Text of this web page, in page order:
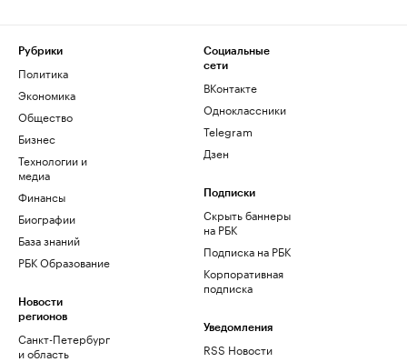
Рубрики
Политика
Экономика
Общество
Бизнес
Технологии и
медиа
Финансы
Биографии
База знаний
РБК Образование
Новости
регионов
Санкт-Петербург
и область
Социальные
сети
ВКонтакте
Одноклассники
Telegram
Дзен
Подписки
Скрыть баннеры
на РБК
Подписка на РБК
Корпоративная
подписка
Уведомления
RSS Новости